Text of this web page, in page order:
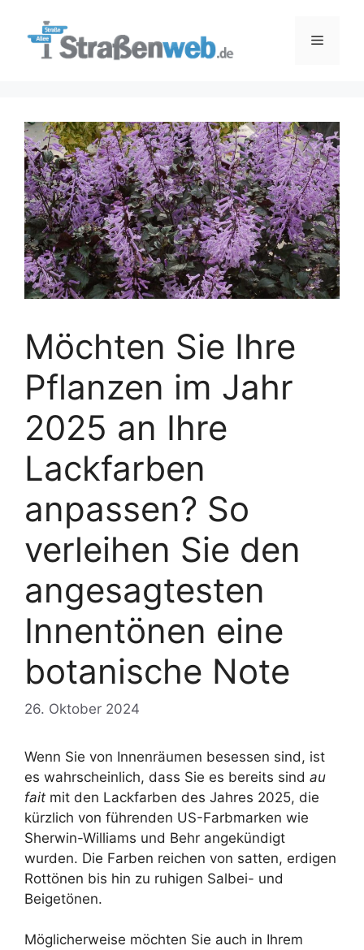
Menü
Möchten Sie Ihre
Pflanzen im Jahr
2025 an Ihre
Lackfarben
anpassen? So
verleihen Sie den
angesagtesten
Innentönen eine
botanische Note
26. Oktober 2024
Wenn Sie von Innenräumen besessen sind, ist
es wahrscheinlich, dass Sie es bereits sind au
fait mit den Lackfarben des Jahres 2025, die
kürzlich von führenden US-Farbmarken wie
Sherwin-Williams und Behr angekündigt
wurden. Die Farben reichen von satten, erdigen
Rottönen bis hin zu ruhigen Salbei- und
Beigetönen.
Möglicherweise möchten Sie auch in Ihrem